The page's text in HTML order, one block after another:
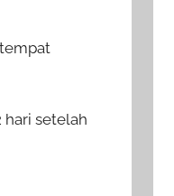
hari setelah